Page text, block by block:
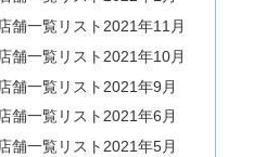
舗一覧リスト2021年11月
舗一覧リスト2021年10月
舗一覧リスト2021年9月
舗一覧リスト2021年6月
舗一覧リスト2021年5月